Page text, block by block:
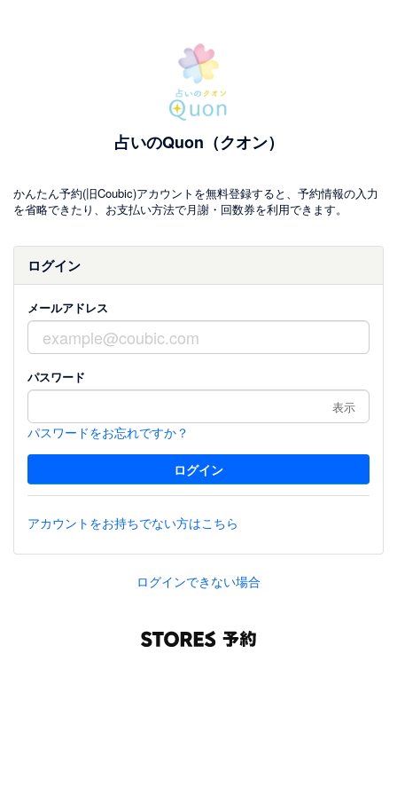
占いのQuon（クオン）
かんたん予約(旧Coubic)アカウントを無料登録すると、予約情報の入力
を省略できたり、お支払い方法で月謝・回数券を利用できます。
ログイン
メールアドレス
パスワード
表示
パスワードをお忘れですか？
アカウントをお持ちでない方はこちら
ログインできない場合